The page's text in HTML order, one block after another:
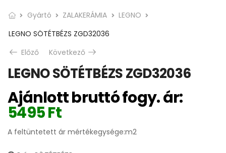
Gyártó ZALAKERÁMIA
LEGNO
LEGNO SÖTÉTBÉZS ZGD32036
Előző
Következő
LEGNO SÖTÉTBÉZS ZGD32036
Ajánlott bruttó fogy. ár:
5495Ft
A feltüntetett ár mértékegysége:m2